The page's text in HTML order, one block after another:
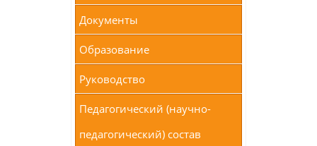
Документы
Образование
Руководство
Педагогический (научно-
педагогический) состав